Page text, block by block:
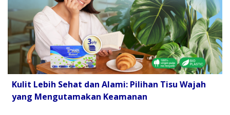
Kulit Lebih Sehat dan Alami: Pilihan Tisu Wajah
yang Mengutamakan Keamanan